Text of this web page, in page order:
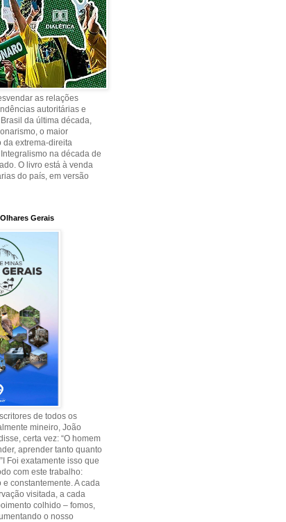
as relações
autoritárias e
da última década,
o maior
da extrema-direita
na década de
O livro está à venda
do país, em versão
Gerais
de todos os
mineiro, João
certa vez: “O homem
aprender tanto quanto
Foi exatamente isso que
com este trabalho:
constantemente. A cada
visitada, a cada
colhido – fomos,
o nosso